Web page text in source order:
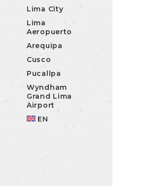
Lima City
Lima
Aeropuerto
Arequipa
Cusco
Pucallpa
Wyndham
Grand Lima
Airport
EN